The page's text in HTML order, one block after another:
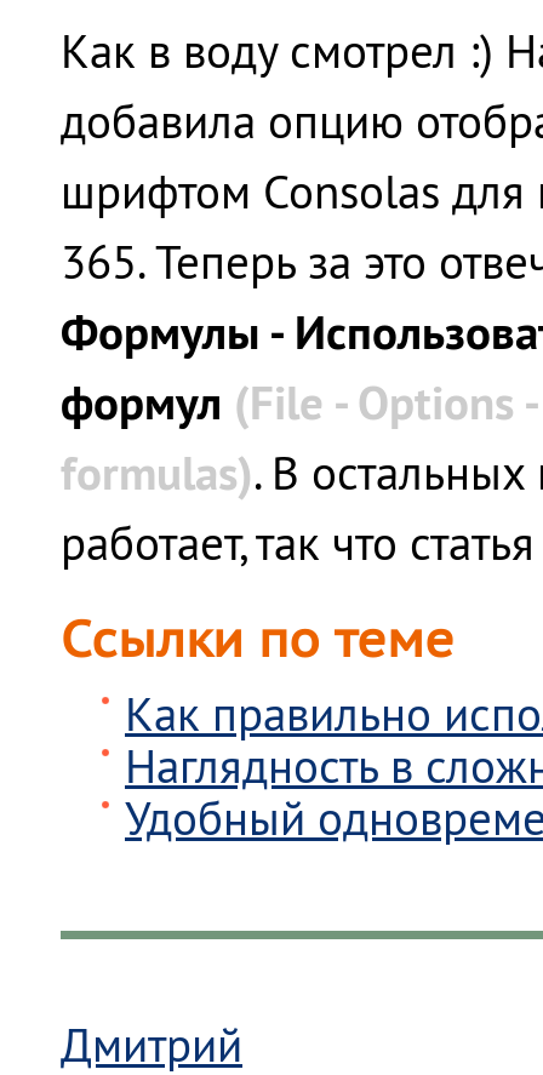
Как в воду смотрел :)
добавила опцию
шрифтом Consolas для
365. Теперь за это
Формулы -
формул (File - Options
formulas). В
работает, так что
Ссылки по теме
Как правильно
Наглядность в
Удобный
Дмитрий